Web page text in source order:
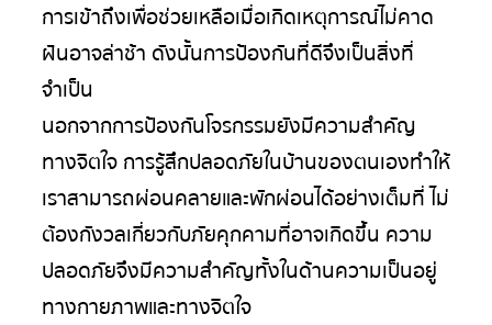
การเข้าถึงเพื่อช่วยเหลือเมื่อเกิดเหตุการณ์ไม่คาด
ฝันอาจล่าช้า ดังนั้นการป้องกันที่ดีจึงเป็นสิ่งที่
จำเป็น
นอกจากการป้องกันโจรกรรมยังมีความสำคัญ
ทางจิตใจ การรู้สึกปลอดภัยในบ้านของตนเองทำให้
เราสามารถผ่อนคลายและพักผ่อนได้อย่างเต็มที่ ไม่
ต้องกังวลเกี่ยวกับภัยคุกคามที่อาจเกิดขึ้น ความ
ปลอดภัยจึงมีความสำคัญทั้งในด้านความเป็นอยู่
ทางกายภาพและทางจิตใจ